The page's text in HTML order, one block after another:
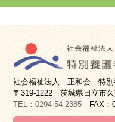
社会福祉法人 正和会 特別
〒319-1222 茨城県日立市
TEL：0294-54-2385 FAX：